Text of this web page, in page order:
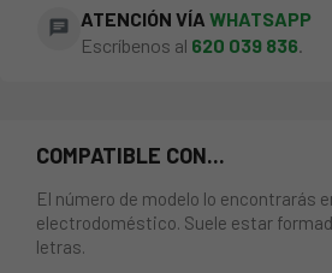
chat ATENCIÓN VÍA WHATSAPP
Escríbenos al 620 039 836.
COMPATIBLE CON...
El número de modelo lo encontrarás
electrodoméstico. Suele estar
letras.